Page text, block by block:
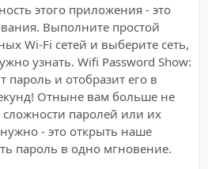
этого приложения - это
Выполните простой
Wi-Fi сетей и выберите сеть,
узнать. Wifi Password Show:
пароль и отобразит его в
Отныне вам больше не
паролей или их
- это открыть наше
пароль в одно мгновение.